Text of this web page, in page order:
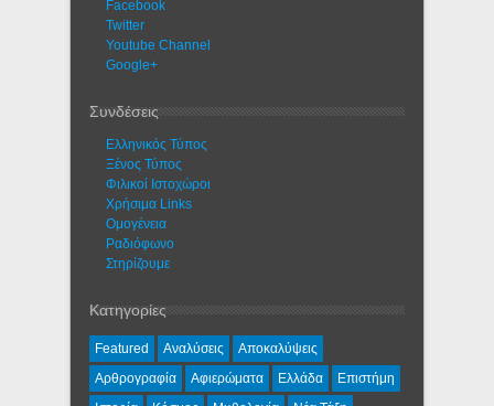
Facebook
Twitter
Youtube Channel
Google+
Συνδέσεις
Ελληνικός Τύπος
Ξένος Τύπος
Φιλικοί Ιστοχώροι
Χρήσιμα Links
Ομογένεια
Ραδιόφωνο
Στηρίζουμε
Κατηγορίες
Featured Αναλύσεις
Αποκαλύψεις
Αρθρογραφία
Αφιερώματα Ελλάδα
Επιστήμη